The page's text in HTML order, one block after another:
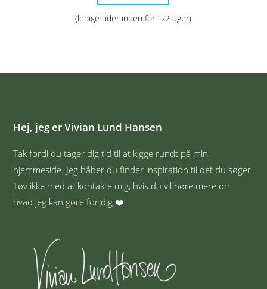
(ledige tider inden for 1-2 uger)
Hej, jeg er Vivian Lund Hansen
Tak fordi du tager dig tid til at kigge rundt på min
hjemmeside. Jeg håber du finder inspiration til det du søger.
Tøv ikke med at kontakte mig, hvis du vil høre mere om
hvad jeg kan gøre for dig ❤️